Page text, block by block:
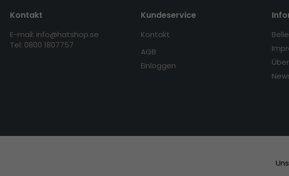
Kontakt
E-mail: info@hatshop.se
Tel: 0800 1807757
Kundeservice
Kontakt
AGB
Einloggen